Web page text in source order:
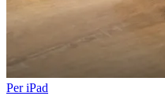
Per iPad